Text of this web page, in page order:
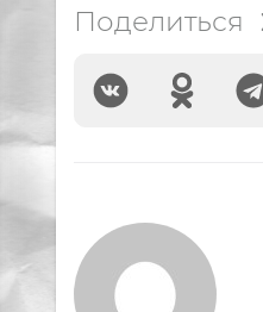
Поделиться